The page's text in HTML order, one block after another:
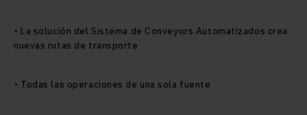
• La solución del Sistema de Conveyors Automatizados crea
nuevas rutas de transporte
• Todas las operaciones de una sola fuente